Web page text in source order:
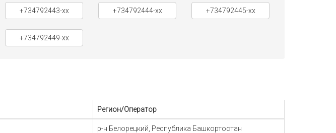
+734792443-xx +734792444-xx +734792445-xx
+734792449-xx
Регион/Оператор
р-н Белорецкий, Республика Башкортостан